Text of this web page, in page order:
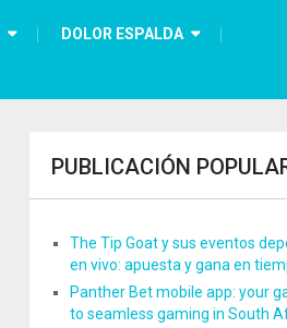
DOLOR ESPALDA
PUBLICACIÓN
The Tip Goat y sus eventos
en vivo: apuesta y gana en
Panther Bet mobile app: your
to seamless gaming in South